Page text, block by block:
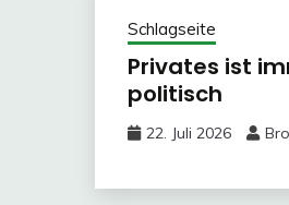
Schlagseite
Privates ist
politisch
22. Juli 2026